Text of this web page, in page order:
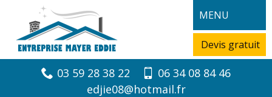
MENU
Devis gratuit
03 59 28 38 22
06 34 08 84 46
edjie08@hotmail.fr